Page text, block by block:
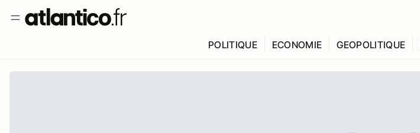
POLITIQUE ECONOMIE GEOPOLITIQUE